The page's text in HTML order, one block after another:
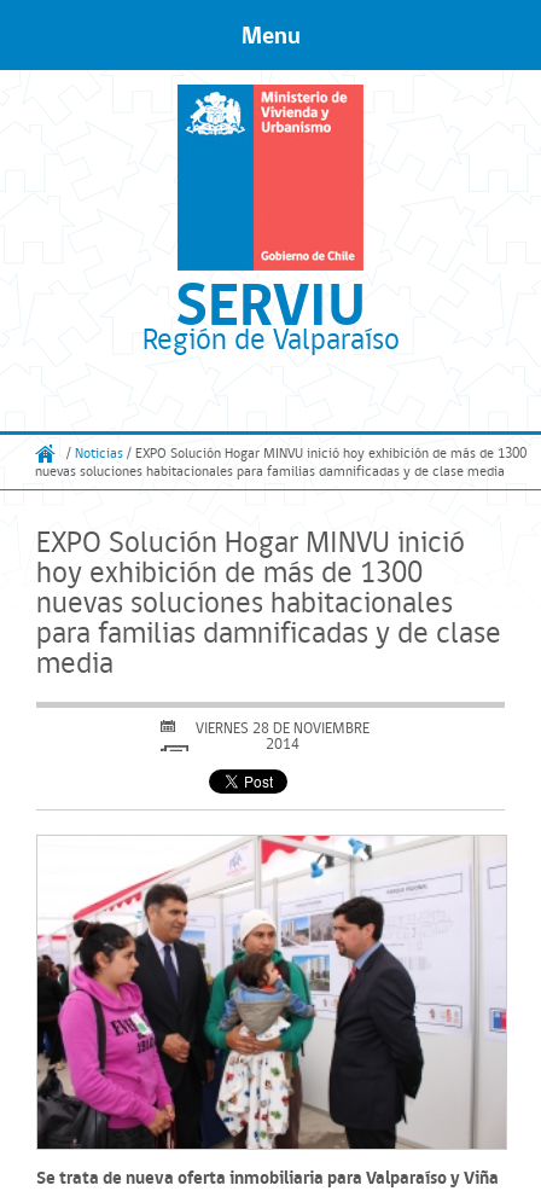
SERVIU
Región de Valparaíso
Menu
/ Noticias / EXPO Solución Hogar MINVU inició hoy exhibición de más de 1300
nuevas soluciones habitacionales para familias damnificadas y de clase media
EXPO Solución Hogar MINVU inició
hoy exhibición de más de 1300
nuevas soluciones habitacionales
para familias damnificadas y de clase
media
VIERNES 28 DE NOVIEMBRE
2014
Se trata de nueva oferta inmobiliaria para Valparaíso y Viña